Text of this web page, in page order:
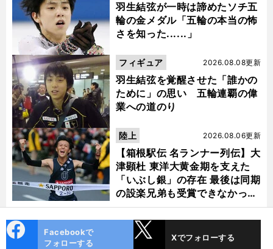
羽生結弦が一時は諦めたソチ五
輪の金メダル「五輪の本当の怖
さを知った......」
羽生結弦を覚醒させた「誰かの
ために」の思い 五輪連覇の偉
業への道のり
2026.08.08更新
フィギュア
【箱根駅伝 名ランナー列伝】大
津顕杜 東洋大黄金期を支えた
「いぶし銀」の存在 最後は同期
の設楽兄弟も受賞できなかった
金栗杯に輝く
2026.08.06更新
陸上
ok
Facebookで
フォローする
Xでフォローする